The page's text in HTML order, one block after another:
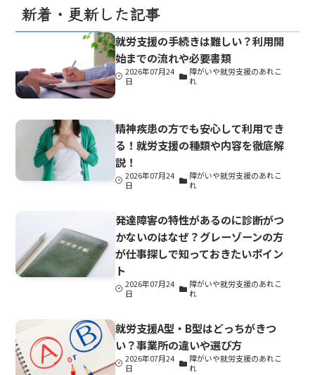
新着・更新した記事
就労支援の手続きは難しい？利用開
始までの流れや必要書類
2026年07月24
日
障がいや就労支援のあれこ
れ
精神疾患の方でも安心して利用でき
る！就労支援の種類や内容を徹底解
説！
2026年07月24
日
障がいや就労支援のあれこ
れ
発達障害の特性があるのに診断がつ
かないのはなぜ？グレーゾーンの方
が仕事探しで知っておきたいポイン
ト
2026年07月24
日
障がいや就労支援のあれこ
れ
就労支援A型・B型はどっちがきつ
い？事業所の違いや選び方
2026年07月24
日
障がいや就労支援のあれこ
れ